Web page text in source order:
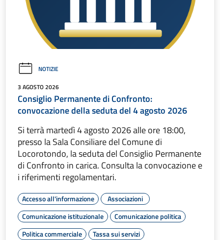
NOTIZIE
3 AGOSTO 2026
Consiglio Permanente di Confronto:
convocazione della seduta del 4 agosto 2026
Si terrà martedì 4 agosto 2026 alle ore 18:00,
presso la Sala Consiliare del Comune di
Locorotondo, la seduta del Consiglio Permanente
di Confronto in carica. Consulta la convocazione e
i riferimenti regolamentari.
Accesso all'informazione
Associazioni
Comunicazione istituzionale
Comunicazione politica
Politica commerciale
Tassa sui servizi